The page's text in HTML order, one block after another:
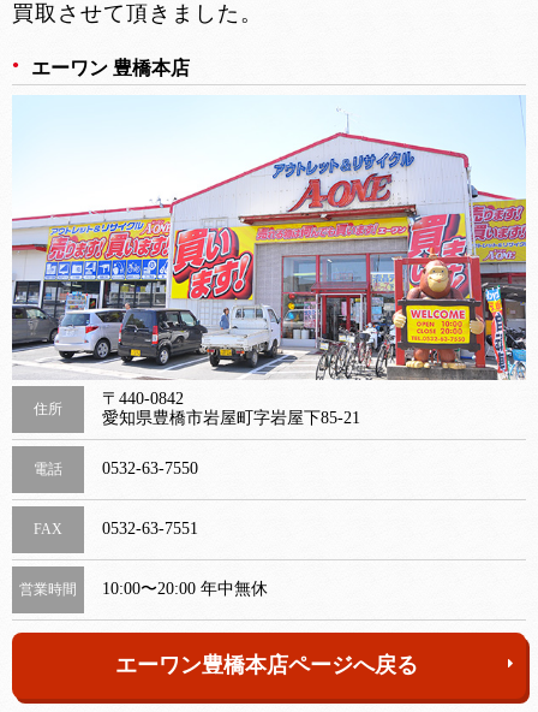
買取させて頂きました。
エーワン 豊橋本店
住所
〒440-0842
愛知県豊橋市岩屋町字岩屋下85-21
電話 0532-63-7550
FAX 0532-63-7551
営業時間 10:00〜20:00 年中無休
エーワン豊橋本店ページへ戻る